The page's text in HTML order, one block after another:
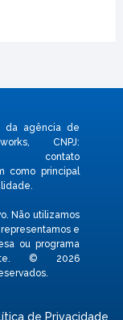
da agência de
CNPJ:
contato
como principal
Não utilizamos
e
ou programa
© 2026
de Privacidade